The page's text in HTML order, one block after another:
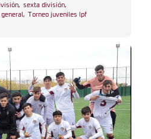
, sexta división,
, Torneo juveniles lpf